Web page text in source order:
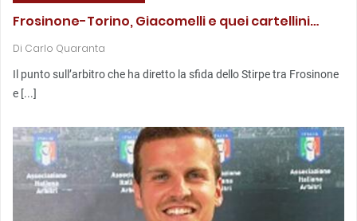
Frosinone-Torino, Giacomelli e quei cartellini…
Di Carlo Quaranta
Il punto sull’arbitro che ha diretto la sfida dello Stirpe tra Frosinone
e [...]